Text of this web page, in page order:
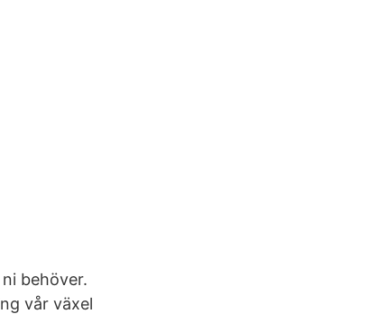
behöver.
vår växel